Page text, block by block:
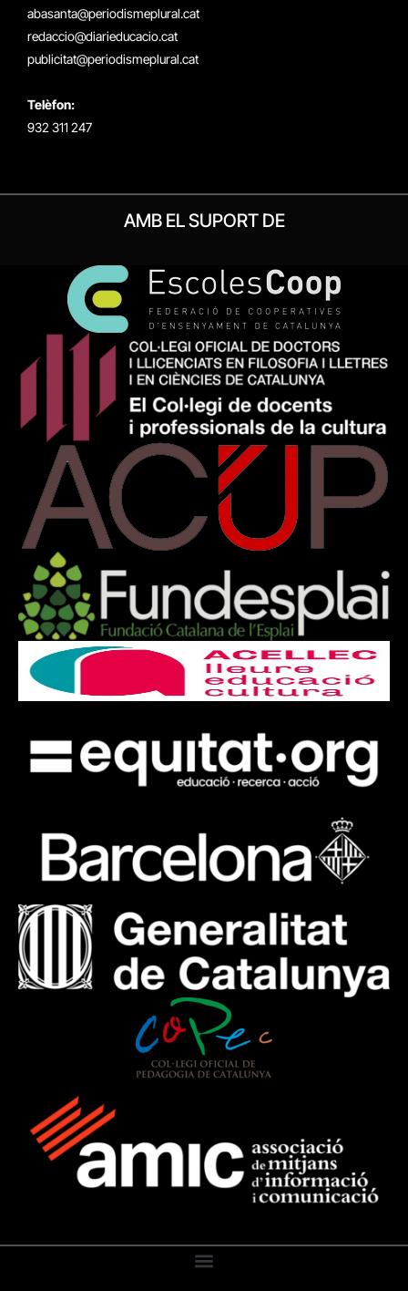
abasanta@periodismeplural.cat
redaccio@diarieducacio.cat
publicitat@periodismeplural.cat
Telèfon:
932 311 247
AMB EL SUPORT DE